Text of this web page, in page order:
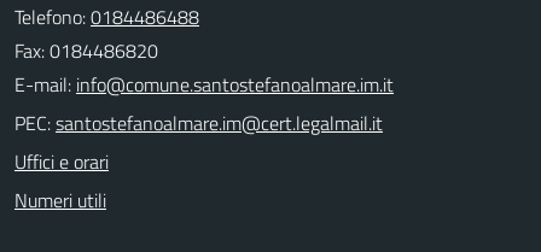
Telefono:0184486488
Fax: 0184486820
E-mail:
PEC:
Uffici e orari
Numeri utili